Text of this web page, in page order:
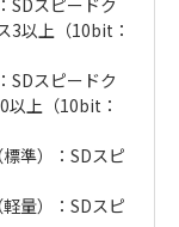
SDスピードク
3以上（10bit：
SDスピードク
以上（10bit：
準）：SDスピ
量）：SDスピ